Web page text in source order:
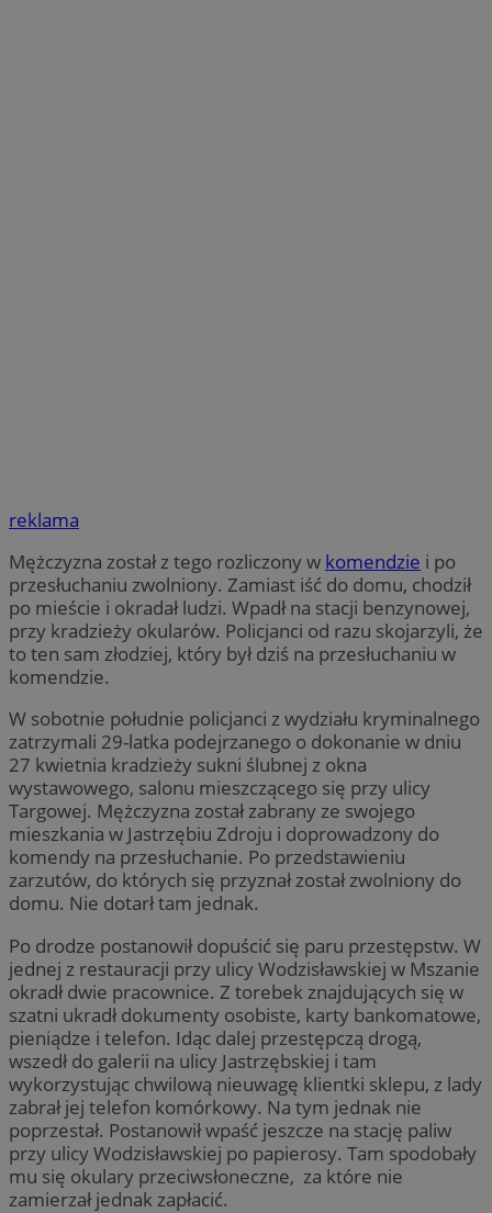
reklama
Mężczyzna został z tego rozliczony w komendzie i po
przesłuchaniu zwolniony. Zamiast iść do domu, chodził
po mieście i okradał ludzi. Wpadł na stacji benzynowej,
przy kradzieży okularów. Policjanci od razu skojarzyli, że
to ten sam złodziej, który był dziś na przesłuchaniu w
komendzie.
W sobotnie południe policjanci z wydziału kryminalnego
zatrzymali 29-latka podejrzanego o dokonanie w dniu
27 kwietnia kradzieży sukni ślubnej z okna
wystawowego, salonu mieszczącego się przy ulicy
Targowej. Mężczyzna został zabrany ze swojego
mieszkania w Jastrzębiu Zdroju i doprowadzony do
komendy na przesłuchanie. Po przedstawieniu
zarzutów, do których się przyznał został zwolniony do
domu. Nie dotarł tam jednak.
Po drodze postanowił dopuścić się paru przestępstw. W
jednej z restauracji przy ulicy Wodzisławskiej w Mszanie
okradł dwie pracownice. Z torebek znajdujących się w
szatni ukradł dokumenty osobiste, karty bankomatowe,
pieniądze i telefon. Idąc dalej przestępczą drogą,
wszedł do galerii na ulicy Jastrzębskiej i tam
wykorzystując chwilową nieuwagę klientki sklepu, z lady
zabrał jej telefon komórkowy. Na tym jednak nie
poprzestał. Postanowił wpaść jeszcze na stację paliw
przy ulicy Wodzisławskiej po papierosy. Tam spodobały
mu się okulary przeciwsłoneczne, za które nie
zamierzał jednak zapłacić.